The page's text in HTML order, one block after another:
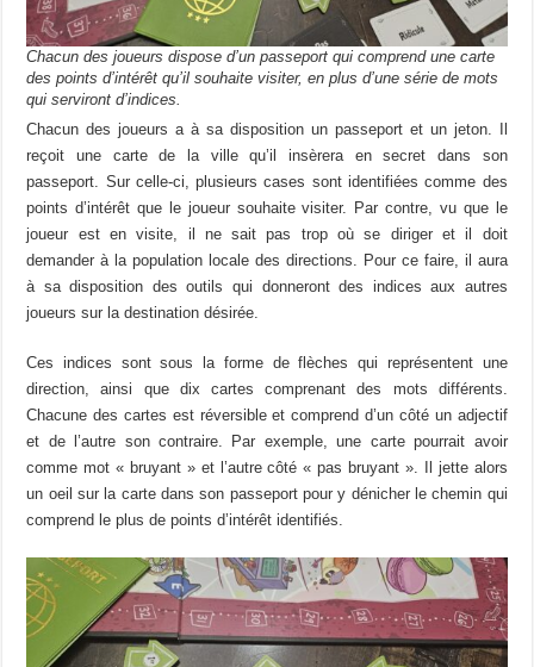
Chacun des joueurs dispose d’un passeport qui comprend une carte
des points d’intérêt qu’il souhaite visiter, en plus d’une série de mots
qui serviront d’indices.
Chacun des joueurs a à sa disposition un passeport et un jeton. Il
reçoit une carte de la ville qu’il insèrera en secret dans son
passeport. Sur celle-ci, plusieurs cases sont identifiées comme des
points d’intérêt que le joueur souhaite visiter. Par contre, vu que le
joueur est en visite, il ne sait pas trop où se diriger et il doit
demander à la population locale des directions. Pour ce faire, il aura
à sa disposition des outils qui donneront des indices aux autres
joueurs sur la destination désirée.
Ces indices sont sous la forme de flèches qui représentent une
direction, ainsi que dix cartes comprenant des mots différents.
Chacune des cartes est réversible et comprend d’un côté un adjectif
et de l’autre son contraire. Par exemple, une carte pourrait avoir
comme mot « bruyant » et l’autre côté « pas bruyant ». Il jette alors
un oeil sur la carte dans son passeport pour y dénicher le chemin qui
comprend le plus de points d’intérêt identifiés.